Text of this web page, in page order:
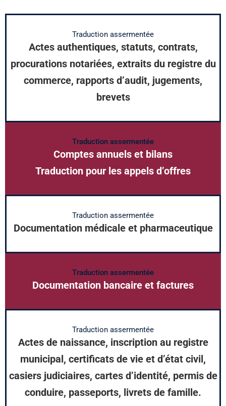
Traduction assermentée
Actes authentiques, statuts, contrats,
procurations notariées, extraits du registre du
commerce, rapports d’audit, jugements,
brevets
Traduction assermentée
Comptes annuels et bilans
Traduction pour les appels d’offres
Traduction assermentée
Documentation bancaire et factures
Traduction assermentée
Documentation médicale et pharmaceutique
Traduction assermentée
Actes de naissance, inscription au registre
municipal, certificats de vie et d’état civil,
casiers judiciaires, cartes d’identité, permis de
conduire, passeports, livrets de famille.